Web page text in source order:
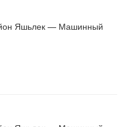
Яшьлек — Машинный